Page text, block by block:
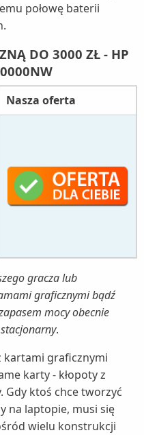
połowę baterii
DO 3000 ZŁ - HP
Nasza oferta
gracza lub
graficznymi bądź
mocy obecnie
.
kartami graficznymi
karty - kłopoty z
Gdy ktoś chce tworzyć
na laptopie, musi się
wielu konstrukcji